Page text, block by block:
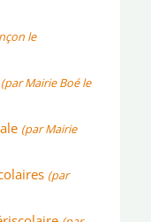
le
(par Mairie Boé le
(par Mairie
(par